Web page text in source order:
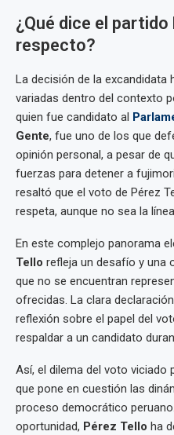
¿Qué dice el partido
respecto?
La decisión de la excandidata
variadas dentro del contexto
quien fue candidato al
Gente, fue uno de los que
opinión personal, a pesar de
fuerzas para detener a
resaltó que el voto de Pérez
respeta, aunque no sea la
En este complejo panorama
Tello refleja un desafío y una
que no se encuentran
ofrecidas. La clara
reflexión sobre el papel del
respaldar a un candidato
Así, el dilema del voto viciado
que pone en cuestión las
proceso democrático
oportunidad, Pérez Tello ha